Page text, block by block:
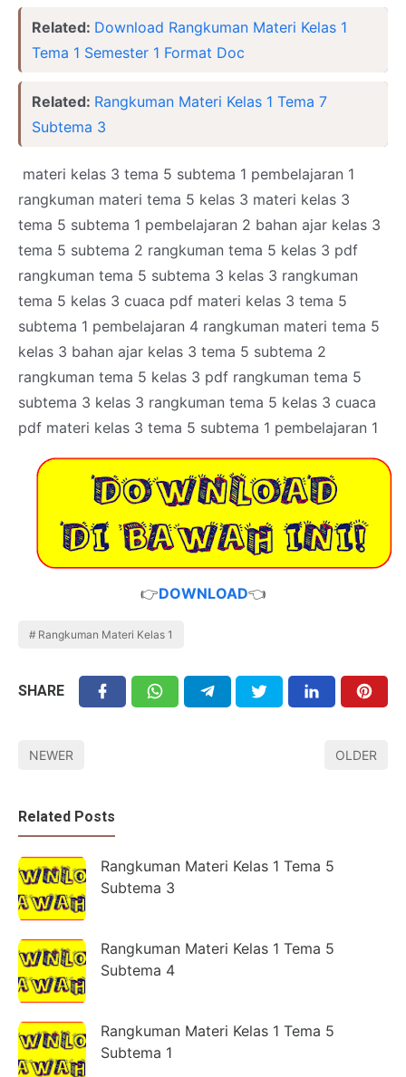
Related: Download Rangkuman Materi Kelas 1
Tema 1 Semester 1 Format Doc
Related: Rangkuman Materi Kelas 1 Tema 7
Subtema 3
materi kelas 3 tema 5 subtema 1 pembelajaran 1
rangkuman materi tema 5 kelas 3 materi kelas 3
tema 5 subtema 1 pembelajaran 2 bahan ajar kelas 3
tema 5 subtema 2 rangkuman tema 5 kelas 3 pdf
rangkuman tema 5 subtema 3 kelas 3 rangkuman
tema 5 kelas 3 cuaca pdf materi kelas 3 tema 5
subtema 1 pembelajaran 4 rangkuman materi tema 5
kelas 3 bahan ajar kelas 3 tema 5 subtema 2
rangkuman tema 5 kelas 3 pdf rangkuman tema 5
subtema 3 kelas 3 rangkuman tema 5 kelas 3 cuaca
pdf materi kelas 3 tema 5 subtema 1 pembelajaran 1
👉DOWNLOAD👈
Rangkuman Materi Kelas 1
SHARE
NEWER OLDER
Related Posts
Rangkuman Materi Kelas 1 Tema 5
Subtema 3
Rangkuman Materi Kelas 1 Tema 5
Subtema 4
Rangkuman Materi Kelas 1 Tema 5
Subtema 1